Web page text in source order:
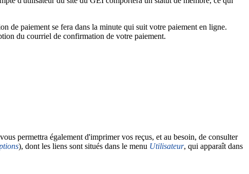
de paiement se fera dans la minute qui suit votre paiement en ligne.
du courriel de confirmation de votre paiement.
permettra également d'imprimer vos reçus, et au besoin, de consulter
), dont les liens sont situés dans le menu Utilisateur, qui apparaît dans